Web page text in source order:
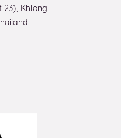
23), Khlong